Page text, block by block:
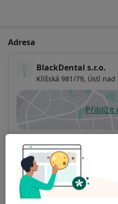
Adresa
BlackDental s.r.o.
Klíšská 981/79, Ústí nad
Přiblížit
Co mám v takové situaci
Způsoby platby (soukromé
Na teto adrese lékař